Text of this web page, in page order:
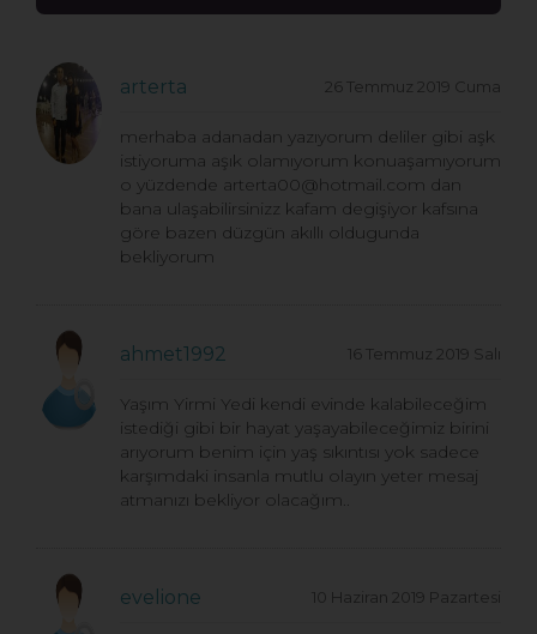
arterta 26 Temmuz 2019 Cuma
merhaba adanadan yazıyorum deliler gibi aşk
istiyoruma aşık olamıyorum konuaşamıyorum
o yüzdende arterta00@hotmail.com dan
bana ulaşabilirsinizz kafam degişiyor kafsına
göre bazen düzgün akıllı oldugunda
bekliyorum
ahmet1992 16 Temmuz 2019 Salı
Yaşım Yirmi Yedi kendi evinde kalabileceğim
istediği gibi bir hayat yaşayabileceğimiz birini
arıyorum benim için yaş sıkıntısı yok sadece
karşımdaki insanla mutlu olayın yeter mesaj
atmanızı bekliyor olacağım..
evelione 10 Haziran 2019 Pazartesi